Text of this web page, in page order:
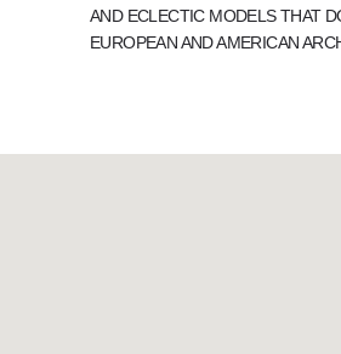
AND ECLECTIC MODELS THAT
EUROPEAN AND AMERICAN